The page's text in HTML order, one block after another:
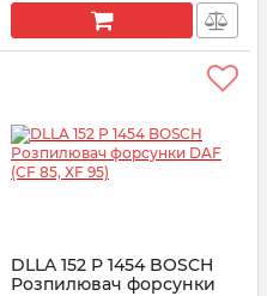
DLLA 152 P 1454 BOSCH
Розпилювач форсунки